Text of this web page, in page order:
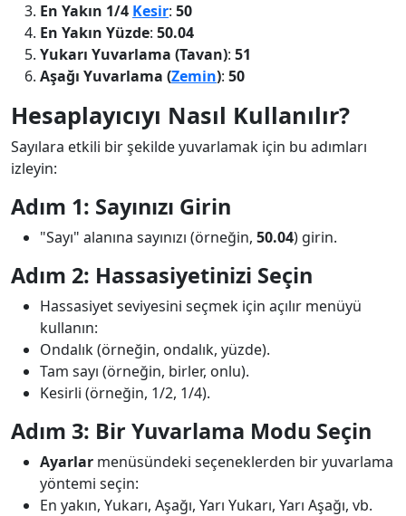
En Yakın 1/4 Kesir: 50
En Yakın Yüzde: 50.04
Yukarı Yuvarlama (Tavan): 51
Aşağı Yuvarlama (Zemin): 50
Hesaplayıcıyı Nasıl Kullanılır?
Sayılara etkili bir şekilde yuvarlamak için bu adımları
izleyin:
Adım 1: Sayınızı Girin
"Sayı" alanına sayınızı (örneğin, 50.04) girin.
Adım 2: Hassasiyetinizi Seçin
Hassasiyet seviyesini seçmek için açılır menüyü
kullanın:
Ondalık (örneğin, ondalık, yüzde).
Tam sayı (örneğin, birler, onlu).
Kesirli (örneğin, 1/2, 1/4).
Adım 3: Bir Yuvarlama Modu Seçin
Ayarlar menüsündeki seçeneklerden bir yuvarlama
yöntemi seçin:
En yakın, Yukarı, Aşağı, Yarı Yukarı, Yarı Aşağı, vb.